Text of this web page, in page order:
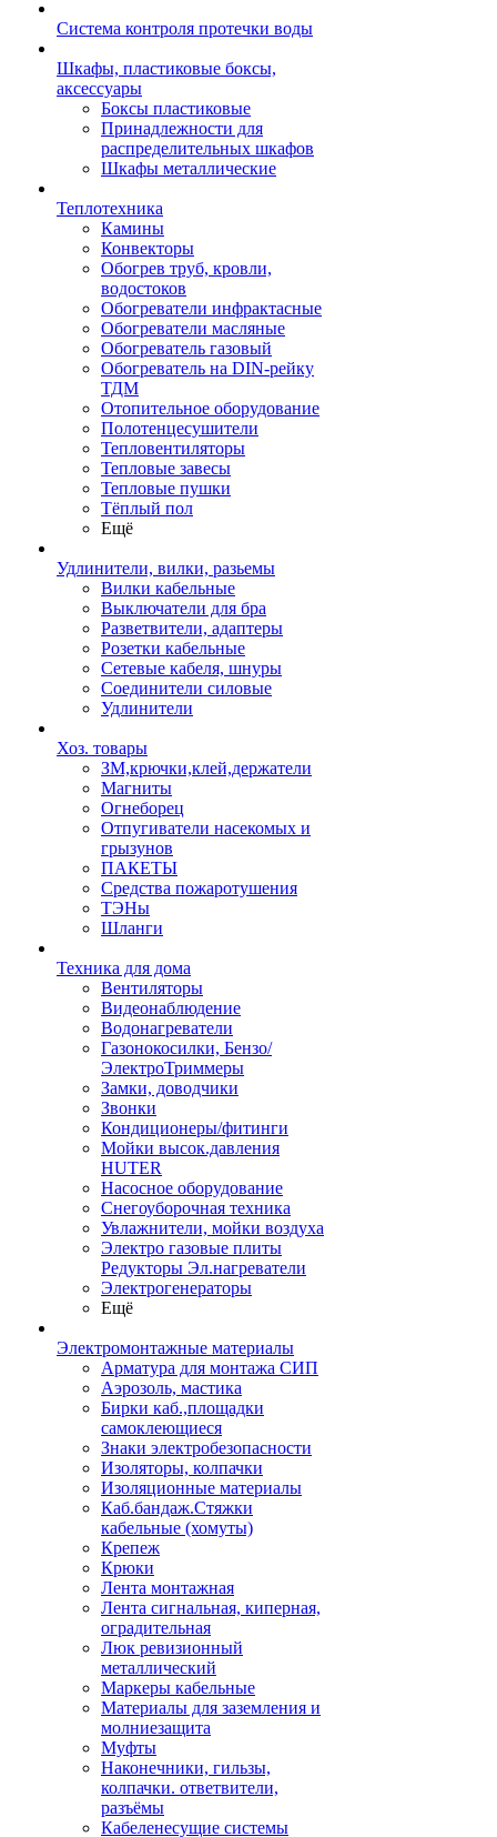
Система контроля протечки воды
Шкафы, пластиковые боксы,
аксессуары
Боксы пластиковые
Принадлежности для
распределительных шкафов
Шкафы металлические
Теплотехника
Камины
Конвекторы
Обогрев труб, кровли,
водостоков
Обогреватели инфрактасные
Обогреватели масляные
Обогреватель газовый
Обогреватель на DIN-рейку
ТДМ
Отопительное оборудование
Полотенцесушители
Тепловентиляторы
Тепловые завесы
Тепловые пушки
Тёплый пол
Ещё
Удлинители, вилки, разьемы
Вилки кабельные
Выключатели для бра
Разветвители, адаптеры
Розетки кабельные
Сетевые кабеля, шнуры
Соединители силовые
Удлинители
Хоз. товары
ЗМ,крючки,клей,держатели
Магниты
Огнеборец
Отпугиватели насекомых и
грызунов
ПАКЕТЫ
Средства пожаротушения
ТЭНы
Шланги
Техника для дома
Вентиляторы
Видеонаблюдение
Водонагреватели
Газонокосилки, Бензо/
ЭлектроТриммеры
Замки, доводчики
Звонки
Кондиционеры/фитинги
Мойки высок.давления
HUTER
Насосное оборудование
Снегоуборочная техника
Увлажнители, мойки воздуха
Электро газовые плиты
Редукторы Эл.нагреватели
Электрогенераторы
Ещё
Электромонтажные материалы
Арматура для монтажа СИП
Аэрозоль, мастика
Бирки каб.,площадки
самоклеющиеся
Знаки электробезопасности
Изоляторы, колпачки
Изоляционные материалы
Каб.бандаж.Стяжки
кабельные (хомуты)
Крепеж
Крюки
Лента монтажная
Лента сигнальная, киперная,
оградительная
Люк ревизионный
металлический
Маркеры кабельные
Материалы для заземления и
молниезащита
Муфты
Наконечники, гильзы,
колпачки. ответвители,
разъёмы
Кабеленесущие системы